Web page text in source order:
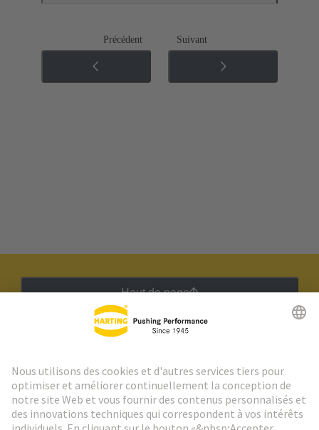
Précédent Suivant
Haut de page